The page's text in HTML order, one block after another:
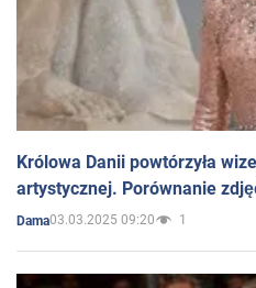
Królowa Danii powtórzyła
artystycznej. Porównanie
Dama03.03.2025 09:20 1